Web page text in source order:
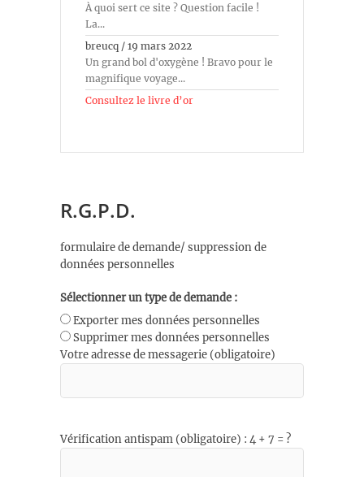
À quoi sert ce site ? Question facile !
La...
breucq / 19 mars 2022
Un grand bol d'oxygène ! Bravo pour le
magnifique voyage...
Consultez le livre d’or
R.G.P.D.
formulaire de demande/ suppression de
données personnelles
Sélectionner un type de demande :
Exporter mes données personnelles
Supprimer mes données personnelles
Votre adresse de messagerie (obligatoire)
Vérification antispam (obligatoire) : 4 + 7 = ?